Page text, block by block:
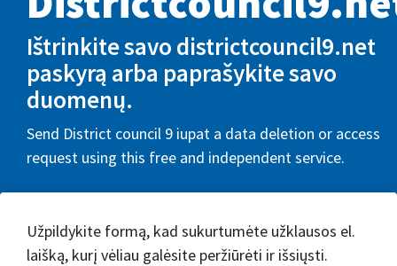
Ištrinkite savo districtcouncil9.net
paskyrą arba paprašykite savo
duomenų.
Send District council 9 iupat a data deletion or access
request using this free and independent service.
Užpildykite formą, kad sukurtumėte užklausos el.
laišką, kurį vėliau galėsite peržiūrėti ir išsiųsti.